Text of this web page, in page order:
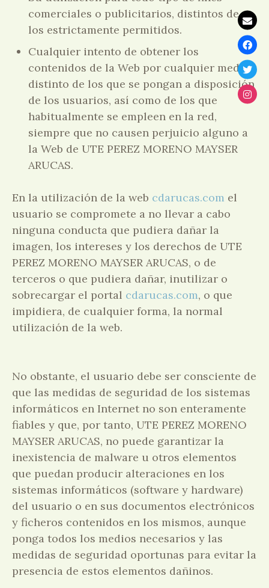
comerciales o publicitarios, distintos de
los estrictamente permitidos.
Cualquier intento de obtener los
contenidos de la Web por cualquier medio
distinto de los que se pongan a disposición
de los usuarios, así como de los que
habitualmente se empleen en la red,
siempre que no causen perjuicio alguno a
la Web de UTE PEREZ MORENO MAYSER
ARUCAS.
En la utilización de la web cdarucas.com el
usuario se compromete a no llevar a cabo
ninguna conducta que pudiera dañar la
imagen, los intereses y los derechos de UTE
PEREZ MORENO MAYSER ARUCAS, o de
terceros o que pudiera dañar, inutilizar o
sobrecargar el portal cdarucas.com, o que
impidiera, de cualquier forma, la normal
utilización de la web.
No obstante, el usuario debe ser consciente de
que las medidas de seguridad de los sistemas
informáticos en Internet no son enteramente
fiables y que, por tanto, UTE PEREZ MORENO
MAYSER ARUCAS, no puede garantizar la
inexistencia de malware u otros elementos
que puedan producir alteraciones en los
sistemas informáticos (software y hardware)
del usuario o en sus documentos electrónicos
y ficheros contenidos en los mismos, aunque
ponga todos los medios necesarios y las
medidas de seguridad oportunas para evitar la
presencia de estos elementos dañinos.